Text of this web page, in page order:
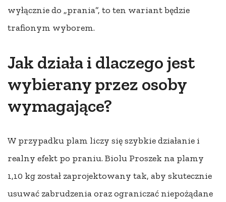
wyłącznie do „prania”, to ten wariant będzie
trafionym wyborem.
Jak działa i dlaczego jest
wybierany przez osoby
wymagające?
W przypadku plam liczy się szybkie działanie i
realny efekt po praniu. Biolu Proszek na plamy
1,10 kg został zaprojektowany tak, aby skutecznie
usuwać zabrudzenia oraz ograniczać niepożądane